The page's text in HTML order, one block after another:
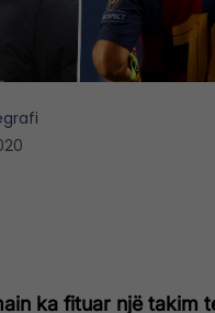
ka fituar një takim